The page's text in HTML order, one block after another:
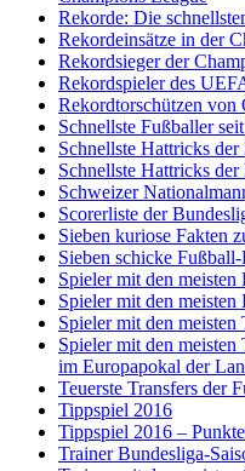
Rekorde: Die
Rekordeinsätze in der
Rekordsieger der
Rekordspieler des
Rekordtorschützen von
Schnellste Fußballer
Schnellste Hattricks
Schnellste Hattricks der
Schweizer
Scorerliste der
Sieben kuriose Fakten
Sieben schicke
Spieler mit den meisten
Spieler mit den
Spieler mit den
Spieler mit den
im Europapokal der
Teuerste Transfers der
Tippspiel 2016
Tippspiel 2016 –
Trainer Bundesliga-